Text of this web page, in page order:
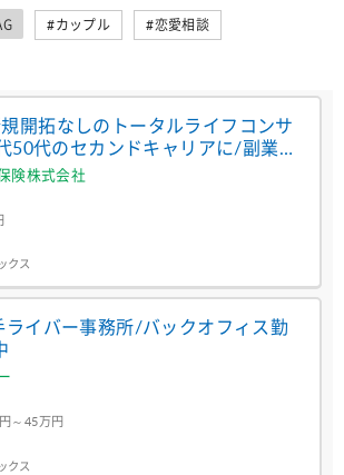
#カップル #恋愛相談
開拓なしのトータルライフコンサ
50代のセカンドキャリアに/副業・
可
険株式会社
クス
ライバー事務所/バックオフィス勤
～45万円
クス